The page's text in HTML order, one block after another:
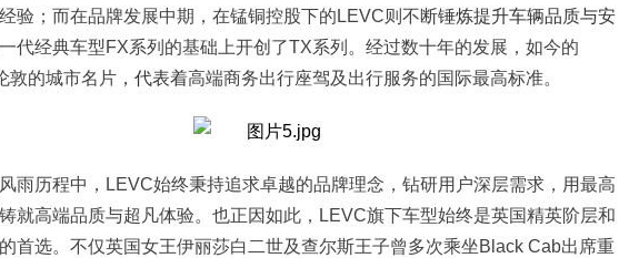
验 ； 而在品牌发展中期，在锰铜控股下的LEVC则不断锤炼提升车辆品质与安
代经典车型FX系列的基础上开创了TX系列。 经过数十年的发展， 如今的
敦的城市名片 ，代表着高端商务出行座驾及出行服务的国际最高标准。
雨历程中 ， LEVC始终秉持追求卓越的品牌理念，钻研用户深层需求，用最高
就高端品质与超凡体验。 也正因如此 ，LEVC旗下车型始终是英国精英阶层和
首选。 不仅英国女王伊丽莎白二世及查尔斯王子曾多次乘坐B lack Cab出席重